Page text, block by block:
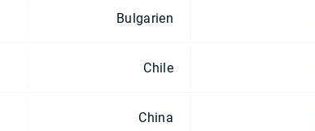
Bulgarien
Chile
China